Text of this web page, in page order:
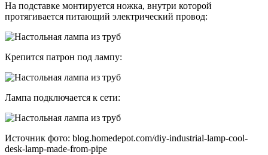
На подставке монтируется ножка, внутри которой
протягивается питающий электрический провод:
Крепится патрон под лампу:
Лампа подключается к сети:
Источник фото: blog.homedepot.com/diy-industrial-lamp-cool-
desk-lamp-made-from-pipe